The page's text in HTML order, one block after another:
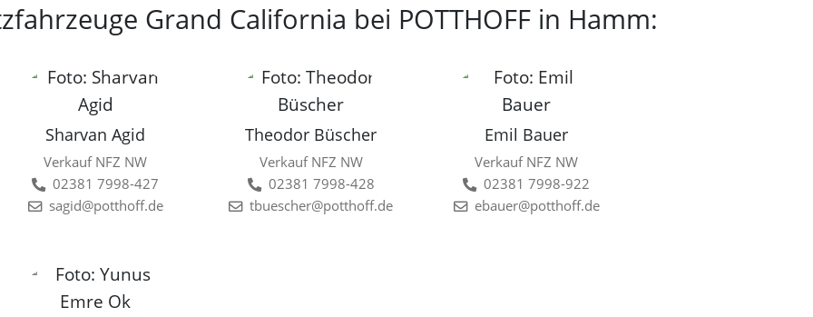
Grand California bei POTTHOFF in Hamm:
Sharvan Agid
Verkauf NFZ NW
02381 7998-427
sagid@potthoff.de
Theodor Büscher
Verkauf NFZ NW
02381 7998-428
tbuescher@potthoff.de
Emil Bauer
Verkauf NFZ NW
02381 7998-922
ebauer@potthoff.de